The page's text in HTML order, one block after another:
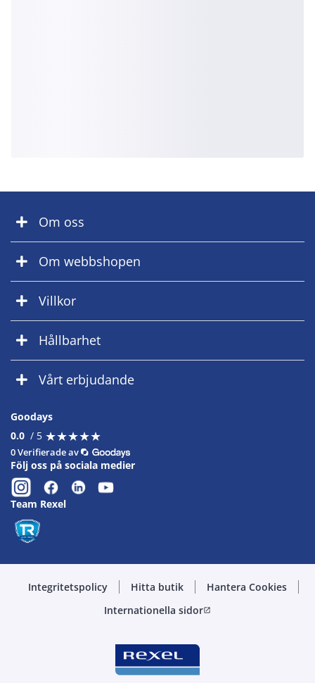
Om oss
Om webbshopen
Villkor
Hållbarhet
Vårt erbjudande
Goodays
0.0 / 5 ★★★★★
★★★★★
0 Verifierade av
Följ oss på sociala medier
Team Rexel
Integritetspolicy Hitta butik
Hantera Cookies
Internationella sidoropen_in_new